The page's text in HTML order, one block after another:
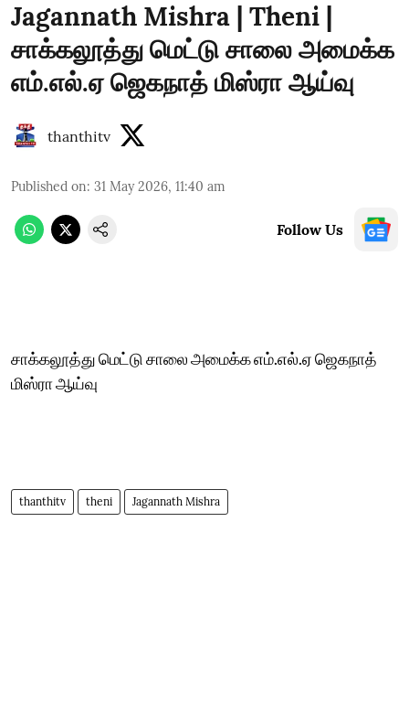
Jagannath Mishra | Theni |
சாக்கலூத்து மெட்டு சாலை அமைக்க
எம்.எல்.ஏ ஜெகநாத் மிஸ்ரா ஆய்வு
thanthitv
Published on: 31 May 2026, 11:40 am
Follow Us
சாக்கலூத்து மெட்டு சாலை அமைக்க எம்.எல்.ஏ ஜெகநாத்
மிஸ்ரா ஆய்வு
thanthitv theni Jagannath Mishra